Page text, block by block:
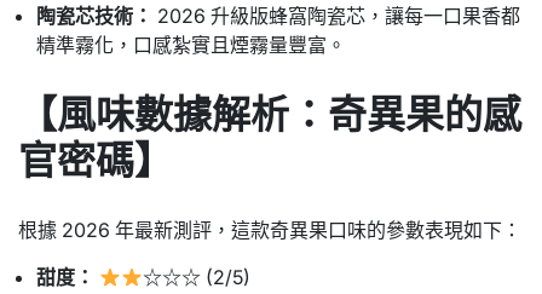
陶瓷芯技術： 2026 升級版蜂窩陶瓷芯，讓每一口果香都
精準霧化，口感紮實且煙霧量豐富。
【風味數據解析：奇異果的感
官密碼】
根據 2026 年最新測評，這款奇異果口味的參數表現如下：
甜度：
☆☆☆ (2/5)